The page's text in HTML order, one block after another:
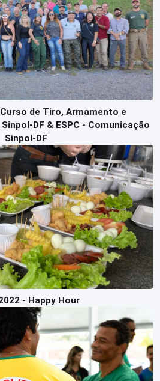
de Tiro, Armamento e
DF & ESPC - Comunicação
Sinpol-DF
- Happy Hour